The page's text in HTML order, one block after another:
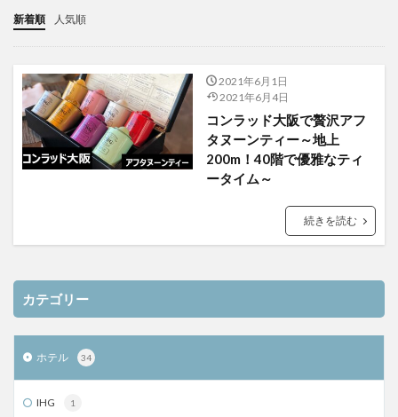
新着順 人気順
2021年6月1日
2021年6月4日
コンラッド大阪で贅沢アフ
タヌーンティー～地上
200m！40階で優雅なティ
ータイム～
続きを読む
カテゴリー
ホテル 34
IHG 1